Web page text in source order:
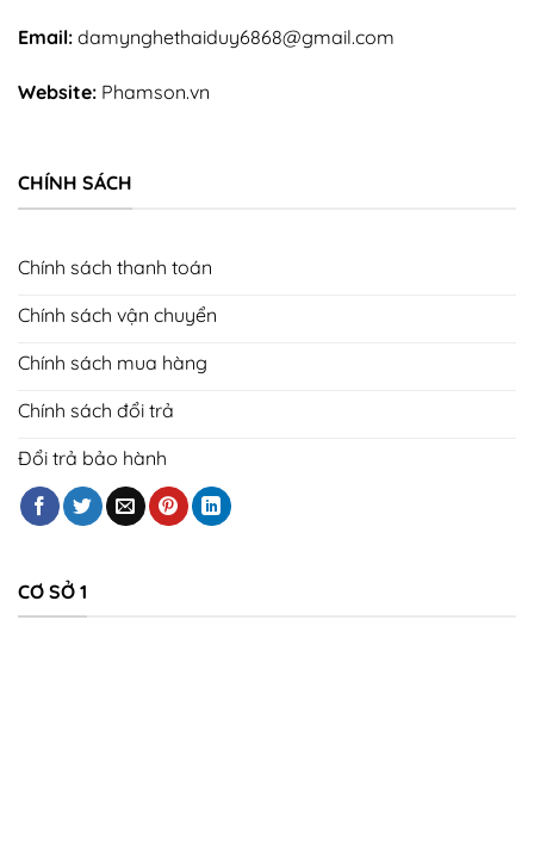
Email: damynghethaiduy6868@gmail.com
Website: Phamson.vn
CHÍNH SÁCH
Chính sách thanh toán
Chính sách vận chuyển
Chính sách mua hàng
Chính sách đổi trả
Đổi trả bảo hành
CƠ SỞ 1